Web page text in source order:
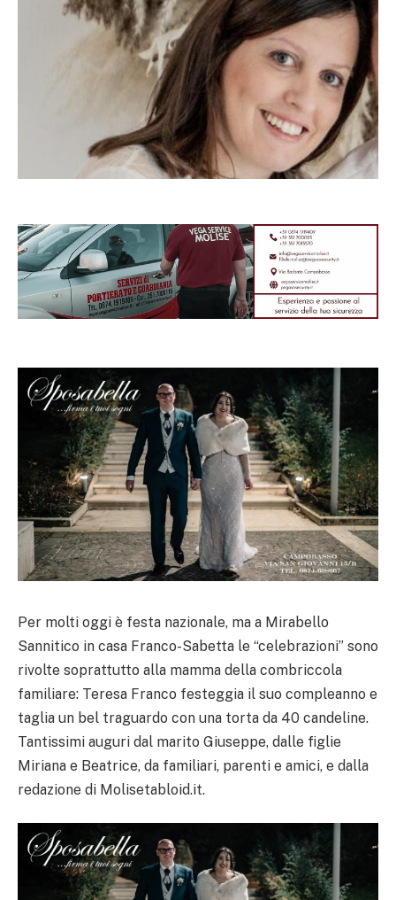
Per molti oggi è festa nazionale, ma a Mirabello
Sannitico in casa Franco-Sabetta le “celebrazioni” sono
rivolte soprattutto alla mamma della combriccola
familiare: Teresa Franco festeggia il suo compleanno e
taglia un bel traguardo con una torta da 40 candeline.
Tantissimi auguri dal marito Giuseppe, dalle figlie
Miriana e Beatrice, da familiari, parenti e amici, e dalla
redazione di Molisetabloid.it.